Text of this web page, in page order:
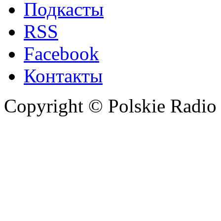
Подкасты
RSS
Facebook
Контакты
Copyright © Polskie